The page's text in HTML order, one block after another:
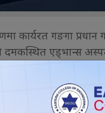
कार्यरत गङगा
एड्भान्स
गरेर केही निको
श्रीमान्